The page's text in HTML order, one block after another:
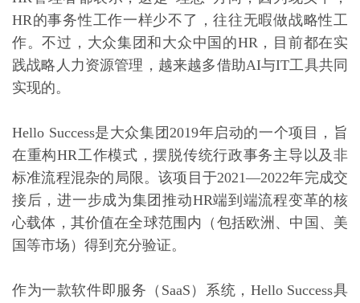
HR的事务性工作一样少不了，往往无暇做战略性工
作。不过，大众集团和大众中国的HR，目前都在实
践战略人力资源管理，越来越多借助AI与IT工具共同
实现的。
Hello Success是大众集团2019年启动的一个项目，旨
在重构HR工作模式，摆脱传统行政事务主导以及非
标准流程混杂的局限。该项目于2021—2022年完成交
接后，进一步成为集团推动HR端到端流程变革的核
心载体，其价值在全球范围内（包括欧洲、中国、美
国等市场）得到充分验证。
作为一款软件即服务（SaaS）系统，Hello Success具